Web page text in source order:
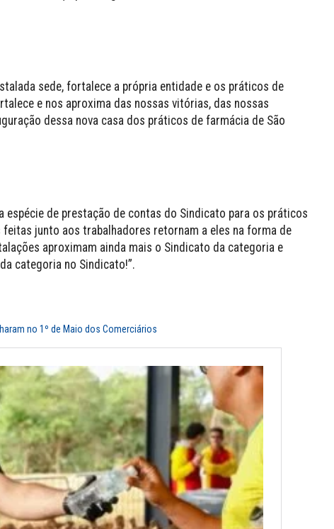
sede, fortalece a própria entidade e os práticos de
e nos aproxima das nossas vitórias, das nossas
dessa nova casa dos práticos de farmácia de São
espécie de prestação de contas do Sindicato para os práticos
junto aos trabalhadores retornam a eles na forma de
aproximam ainda mais o Sindicato da categoria e
categoria no Sindicato!”.
no 1º de Maio dos Comerciários